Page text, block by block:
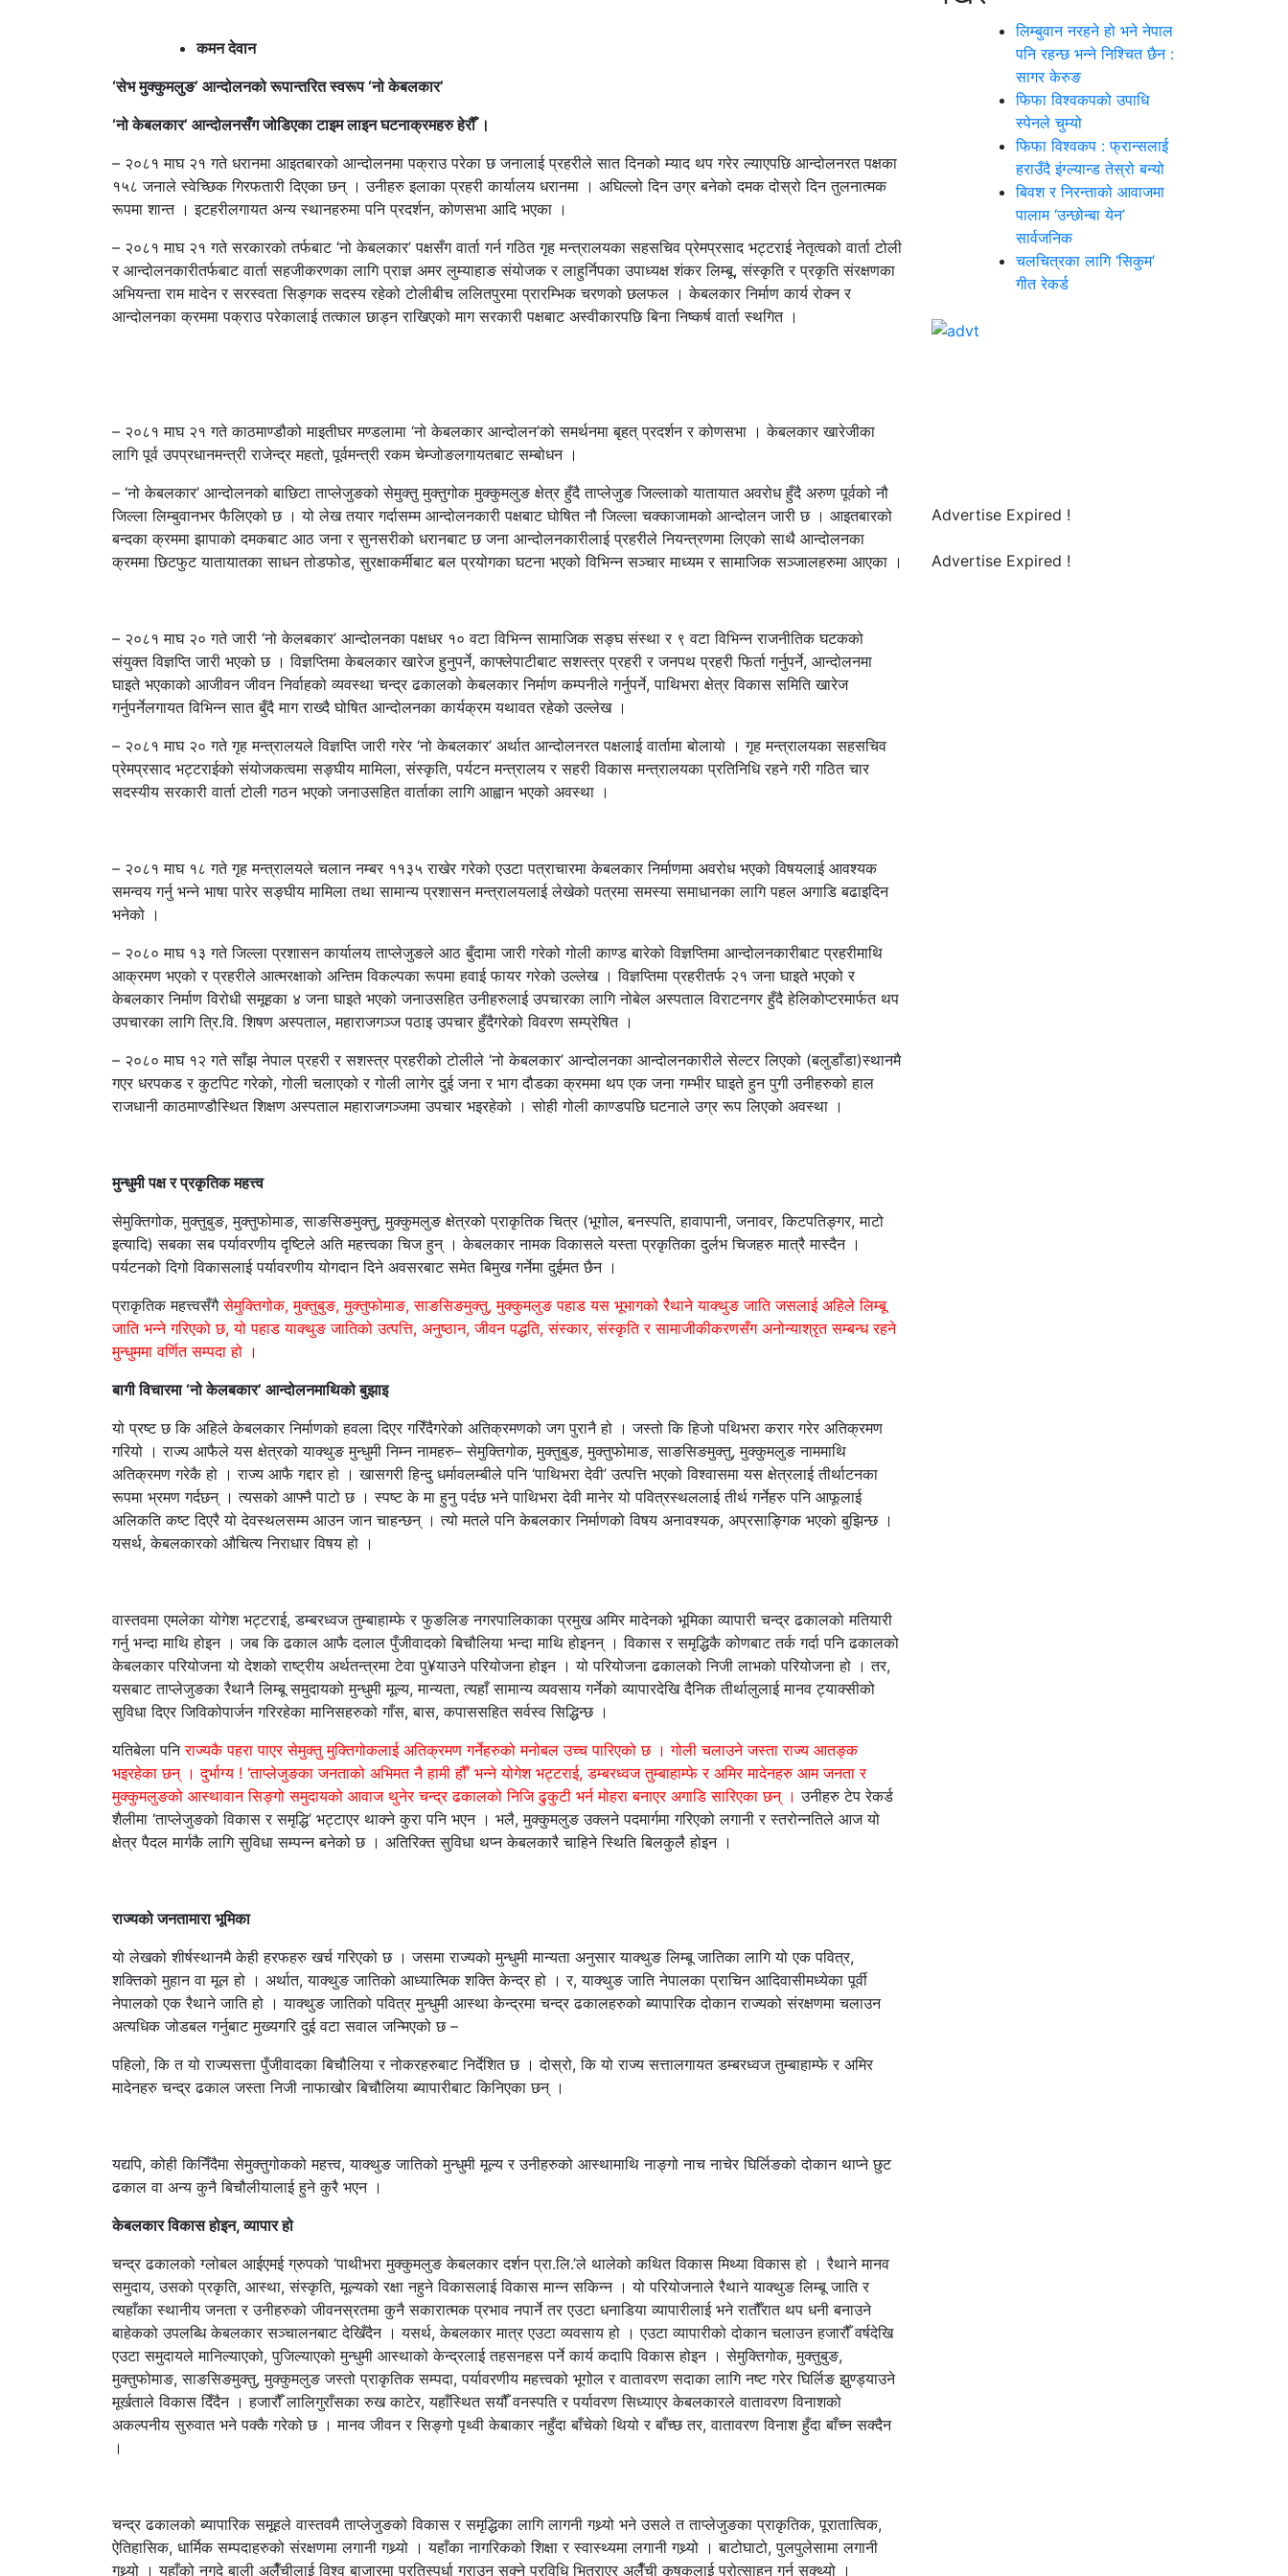
कमन देवान
‘सेभ मुक्कुमलुङ’ आन्दोलनको रूपान्तरित स्वरूप ‘नो केबलकार’
‘नो केबलकार’ आन्दोलनसँग जोडिएका टाइम लाइन घटनाक्रमहरु हेरौँ ।
– २०८१ माघ २१ गते धरानमा आइतबारको आन्दोलनमा पक्राउ परेका छ जनालाई प्रहरीले सात दिनको म्याद थप गरेर ल्याएपछि आन्दोलनरत पक्षका
१५८ जनाले स्वेच्छिक गिरफतारी दिएका छन् । उनीहरु इलाका प्रहरी कार्यालय धरानमा । अघिल्लो दिन उग्र बनेको दमक दोस्रो दिन तुलनात्मक
रूपमा शान्त । इटहरीलगायत अन्य स्थानहरुमा पनि प्रदर्शन, कोणसभा आदि भएका ।
– २०८१ माघ २१ गते सरकारको तर्फबाट ‘नो केबलकार’ पक्षसँग वार्ता गर्न गठित गृह मन्त्रालयका सहसचिव प्रेमप्रसाद भट्टराई नेतृत्वको वार्ता टोली
र आन्दोलनकारीतर्फबाट वार्ता सहजीकरणका लागि प्राज्ञ अमर लुम्याहाङ संयोजक र लाहुर्निपका उपाध्यक्ष शंकर लिम्बू, संस्कृति र प्रकृति संरक्षणका
अभियन्ता राम मादेन र सरस्वता सिङ्गक सदस्य रहेको टोलीबीच ललितपुरमा प्रारम्भिक चरणको छलफल । केबलकार निर्माण कार्य रोक्न र
आन्दोलनका क्रममा पक्राउ परेकालाई तत्काल छाड्न राखिएको माग सरकारी पक्षबाट अस्वीकारपछि बिना निष्कर्ष वार्ता स्थगित ।
– २०८१ माघ २१ गते काठमाण्डौको माइतीघर मण्डलामा ‘नो केबलकार आन्दोलन’को समर्थनमा बृहत् प्रदर्शन र कोणसभा । केबलकार खारेजीका
लागि पूर्व उपप्रधानमन्त्री राजेन्द्र महतो, पूर्वमन्त्री रकम चेम्जोङलगायतबाट सम्बोधन ।
– ‘नो केबलकार’ आन्दोलनको बाछिटा ताप्लेजुङको सेमुक्तु मुक्तुगोक मुक्कुमलुङ क्षेत्र हुँदै ताप्लेजुङ जिल्लाको यातायात अवरोध हुँदै अरुण पूर्वको नौ
जिल्ला लिम्बुवानभर फैलिएको छ । यो लेख तयार गर्दासम्म आन्दोलनकारी पक्षबाट घोषित नौ जिल्ला चक्काजामको आन्दोलन जारी छ । आइतबारको
बन्दका क्रममा झापाको दमकबाट आठ जना र सुनसरीको धरानबाट छ जना आन्दोलनकारीलाई प्रहरीले नियन्त्रणमा लिएको साथै आन्दोलनका
क्रममा छिटफुट यातायातका साधन तोडफोड, सुरक्षाकर्मीबाट बल प्रयोगका घटना भएको विभिन्न सञ्चार माध्यम र सामाजिक सञ्जालहरुमा आएका ।
– २०८१ माघ २० गते जारी ‘नो केलबकार’ आन्दोलनका पक्षधर १० वटा विभिन्न सामाजिक सङ्घ संस्था र ९ वटा विभिन्न राजनीतिक घटकको
संयुक्त विज्ञप्ति जारी भएको छ । विज्ञप्तिमा केबलकार खारेज हुनुपर्ने, काफ्लेपाटीबाट सशस्त्र प्रहरी र जनपथ प्रहरी फिर्ता गर्नुपर्ने, आन्दोलनमा
घाइते भएकाको आजीवन जीवन निर्वाहको व्यवस्था चन्द्र ढकालको केबलकार निर्माण कम्पनीले गर्नुपर्ने, पाथिभरा क्षेत्र विकास समिति खारेज
गर्नुपर्नेलगायत विभिन्न सात बुँदै माग राख्दै घोषित आन्दोलनका कार्यक्रम यथावत रहेको उल्लेख ।
– २०८१ माघ २० गते गृह मन्त्रालयले विज्ञप्ति जारी गरेर ‘नो केबलकार’ अर्थात आन्दोलनरत पक्षलाई वार्तामा बोलायो । गृह मन्त्रालयका सहसचिव
प्रेमप्रसाद भट्टराईको संयोजकत्वमा सङ्घीय मामिला, संस्कृति, पर्यटन मन्त्रालय र सहरी विकास मन्त्रालयका प्रतिनिधि रहने गरी गठित चार
सदस्यीय सरकारी वार्ता टोली गठन भएको जनाउसहित वार्ताका लागि आह्वान भएको अवस्था ।
– २०८१ माघ १८ गते गृह मन्त्रालयले चलान नम्बर ११३५ राखेर गरेको एउटा पत्राचारमा केबलकार निर्माणमा अवरोध भएको विषयलाई आवश्यक
समन्वय गर्नु भन्ने भाषा पारेर सङ्घीय मामिला तथा सामान्य प्रशासन मन्त्रालयलाई लेखेको पत्रमा समस्या समाधानका लागि पहल अगाडि बढाइदिन
भनेको ।
– २०८० माघ १३ गते जिल्ला प्रशासन कार्यालय ताप्लेजुङले आठ बुँदामा जारी गरेको गोली काण्ड बारेको विज्ञप्तिमा आन्दोलनकारीबाट प्रहरीमाथि
आक्रमण भएको र प्रहरीले आत्मरक्षाको अन्तिम विकल्पका रूपमा हवाई फायर गरेको उल्लेख । विज्ञप्तिमा प्रहरीतर्फ २१ जना घाइते भएको र
केबलकार निर्माण विरोधी समूहका ४ जना घाइते भएको जनाउसहित उनीहरुलाई उपचारका लागि नोबेल अस्पताल विराटनगर हुँदै हेलिकोप्टरमार्फत थप
उपचारका लागि त्रि.वि. शिषण अस्पताल, महाराजगञ्ज पठाइ उपचार हुँदैगरेको विवरण सम्प्रेषित ।
– २०८० माघ १२ गते साँझ नेपाल प्रहरी र सशस्त्र प्रहरीको टोलीले ‘नो केबलकार’ आन्दोलनका आन्दोलनकारीले सेल्टर लिएको (बलुडाँडा)स्थानमै
गएर धरपकड र कुटपिट गरेको, गोली चलाएको र गोली लागेर दुई जना र भाग दौडका क्रममा थप एक जना गम्भीर घाइते हुन पुगी उनीहरुको हाल
राजधानी काठमाण्डौस्थित शिक्षण अस्पताल महाराजगञ्जमा उपचार भइरहेको । सोही गोली काण्डपछि घटनाले उग्र रूप लिएको अवस्था ।
मुन्धुमी पक्ष र प्रकृतिक महत्त्व
सेमुक्तिगोक, मुक्तुबुङ, मुक्तुफोमाङ, साङसिङमुक्तु, मुक्कुमलुङ क्षेत्रको प्राकृतिक चित्र (भूगोल, बनस्पति, हावापानी, जनावर, किटपतिङ्गर, माटो
इत्यादि) सबका सब पर्यावरणीय दृष्टिले अति महत्त्वका चिज हुन् । केबलकार नामक विकासले यस्ता प्रकृतिका दुर्लभ चिजहरु मात्रै मास्दैन ।
पर्यटनको दिगो विकासलाई पर्यावरणीय योगदान दिने अवसरबाट समेत बिमुख गर्नेमा दुईमत छैन ।
प्राकृतिक महत्त्वसँगैसेमुक्तिगोक, मुक्तुबुङ, मुक्तुफोमाङ, साङसिङमुक्तु, मुक्कुमलुङ पहाड यस भूभागको रैथाने याक्थुङ जाति जसलाई अहिले लिम्बू
जाति भन्ने गरिएको छ, यो पहाड याक्थुङ जातिको उत्पत्ति, अनुष्ठान, जीवन पद्धति, संस्कार, संस्कृति र सामाजीकीकरणसँग अनोन्याश्रृत सम्बन्ध रहने
मुन्धुममा वर्णित सम्पदा हो ।
बागी विचारमा ‘नो केलबकार’ आन्दोलनमाथिको बुझाइ
यो प्रष्ट छ कि अहिले केबलकार निर्माणको हवला दिएर गरिँदैगरेको अतिक्रमणको जग पुरानै हो । जस्तो कि हिजो पथिभरा करार गरेर अतिक्रमण
गरियो । राज्य आफैले यस क्षेत्रको याक्थुङ मुन्धुमी निम्न नामहरु– सेमुक्तिगोक, मुक्तुबुङ, मुक्तुफोमाङ, साङसिङमुक्तु, मुक्कुमलुङ नाममाथि
अतिक्रमण गरेकै हो । राज्य आफै गद्दार हो । खासगरी हिन्दु धर्मावलम्बीले पनि ‘पाथिभरा देवी’ उत्पत्ति भएको विश्वासमा यस क्षेत्रलाई तीर्थाटनका
रूपमा भ्रमण गर्दछन् । त्यसको आफ्नै पाटो छ । स्पष्ट के मा हुनु पर्दछ भने पाथिभरा देवी मानेर यो पवित्रस्थललाई तीर्थ गर्नेहरु पनि आफूलाई
अलिकति कष्ट दिएरै यो देवस्थलसम्म आउन जान चाहन्छन् । त्यो मतले पनि केबलकार निर्माणको विषय अनावश्यक, अप्रसाङ्गिक भएको बुझिन्छ ।
यसर्थ, केबलकारको औचित्य निराधार विषय हो ।
वास्तवमा एमलेका योगेश भट्टराई, डम्बरध्वज तुम्बाहाम्फे र फुङलिङ नगरपालिकाका प्रमुख अमिर मादेनको भूमिका व्यापारी चन्द्र ढकालको मतियारी
गर्नु भन्दा माथि होइन । जब कि ढकाल आफै दलाल पुँजीवादको बिचौलिया भन्दा माथि होइनन् । विकास र समृद्धिकै कोणबाट तर्क गर्दा पनि ढकालको
केबलकार परियोजना यो देशको राष्ट्रीय अर्थतन्त्रमा टेवा पु¥याउने परियोजना होइन । यो परियोजना ढकालको निजी लाभको परियोजना हो । तर,
यसबाट ताप्लेजुङका रैथानै लिम्बू समुदायको मुन्धुमी मूल्य, मान्यता, त्यहाँ सामान्य व्यवसाय गर्नेको व्यापारदेखि दैनिक तीर्थालुलाई मानव ट्याक्सीको
सुविधा दिएर जिविकोपार्जन गरिरहेका मानिसहरुको गाँस, बास, कपाससहित सर्वस्व सिद्धिन्छ ।
यतिबेला पनिराज्यकै पहरा पाएर सेमुक्तु मुक्तिगोकलाई अतिक्रमण गर्नेहरुको मनोबल उच्च पारिएको छ । गोली चलाउने जस्ता राज्य आतङ्क
भइरहेका छन् । दुर्भाग्य ! ‘ताप्लेजुङका जनताको अभिमत नै हामी हौँ’ भन्ने योगेश भट्टराई, डम्बरध्वज तुम्बाहाम्फे र अमिर मादेनहरु आम जनता र
मुक्कुमलुङको आस्थावान सिङ्गो समुदायको आवाज थुनेर चन्द्र ढकालको निजि ढुकुटी भर्न मोहरा बनाएर अगाडि सारिएका छन् । उनीहरु टेप रेकर्ड
शैलीमा ‘ताप्लेजुङको विकास र समृद्धि’ भट्टाएर थाक्ने कुरा पनि भएन । भलै, मुक्कुमलुङ उक्लने पदमार्गमा गरिएको लगानी र स्तरोन्नतिले आज यो
क्षेत्र पैदल मार्गकै लागि सुविधा सम्पन्न बनेको छ । अतिरिक्त सुविधा थप्न केबलकारै चाहिने स्थिति बिलकुलै होइन ।
राज्यको जनतामारा भूमिका
यो लेखको शीर्षस्थानमै केही हरफहरु खर्च गरिएको छ । जसमा राज्यको मुन्धुमी मान्यता अनुसार याक्थुङ लिम्बू जातिका लागि यो एक पवित्र,
शक्तिको मुहान वा मूल हो । अर्थात, याक्थुङ जातिको आध्यात्मिक शक्ति केन्द्र हो । र, याक्थुङ जाति नेपालका प्राचिन आदिवासीमध्येका पूर्वी
नेपालको एक रैथाने जाति हो । याक्थुङ जातिको पवित्र मुन्धुमी आस्था केन्द्रमा चन्द्र ढकालहरुको ब्यापारिक दोकान राज्यको संरक्षणमा चलाउन
अत्यधिक जोडबल गर्नुबाट मुख्यगरि दुई वटा सवाल जन्मिएको छ –
पहिलो, कि त यो राज्यसत्ता पुँजीवादका बिचौलिया र नोकरहरुबाट निर्देशित छ । दोस्रो, कि यो राज्य सत्तालगायत डम्बरध्वज तुम्बाहाम्फे र अमिर
मादेनहरु चन्द्र ढकाल जस्ता निजी नाफाखोर बिचौलिया ब्यापारीबाट किनिएका छन् ।
यद्यपि, कोही किनिँदैमा सेमुक्तुगोकको महत्त्व, याक्थुङ जातिको मुन्धुमी मूल्य र उनीहरुको आस्थामाथि नाङ्गो नाच नाचेर घिर्लिङको दोकान थाप्ने छुट
ढकाल वा अन्य कुनै बिचौलीयालाई हुने कुरै भएन ।
केबलकार विकास होइन, व्यापार हो
चन्द्र ढकालको ग्लोबल आईएमई ग्रुपको ‘पाथीभरा मुक्कुमलुङ केबलकार दर्शन प्रा.लि.’ले थालेको कथित विकास मिथ्या विकास हो । रैथाने मानव
समुदाय, उसको प्रकृति, आस्था, संस्कृति, मूल्यको रक्षा नहुने विकासलाई विकास मान्न सकिन्न । यो परियोजनाले रैथाने याक्थुङ लिम्बू जाति र
त्यहाँका स्थानीय जनता र उनीहरुको जीवनस्रतमा कुनै सकारात्मक प्रभाव नपार्ने तर एउटा धनाडिया व्यापारीलाई भने रातौँरात थप धनी बनाउने
बाहेकको उपलब्धि केबलकार सञ्चालनबाट देखिँदैन । यसर्थ, केबलकार मात्र एउटा व्यवसाय हो । एउटा व्यापारीको दोकान चलाउन हजारौँ वर्षदेखि
एउटा समुदायले मानिल्याएको, पुजिल्याएको मुन्धुमी आस्थाको केन्द्रलाई तहसनहस पर्ने कार्य कदापि विकास होइन । सेमुक्तिगोक, मुक्तुबुङ,
मुक्तुफोमाङ, साङसिङमुक्तु, मुक्कुमलुङ जस्तो प्राकृतिक सम्पदा, पर्यावरणीय महत्त्वको भूगोल र वातावरण सदाका लागि नष्ट गरेर घिर्लिङ झुण्ड्याउने
मूर्खताले विकास दिँदैन । हजारौँ लालिगुराँसका रुख काटेर, यहाँस्थित सयौँ वनस्पति र पर्यावरण सिध्याएर केबलकारले वातावरण विनाशको
अकल्पनीय सुरुवात भने पक्कै गरेको छ । मानव जीवन र सिङ्गो पृथ्वी केबाकार नहुँदा बाँचेको थियो र बाँच्छ तर, वातावरण विनाश हुँदा बाँच्न सक्दैन
।
चन्द्र ढकालको ब्यापारिक समूहले वास्तवमै ताप्लेजुङको विकास र समृद्धिका लागि लागनी गथ्र्यो भने उसले त ताप्लेजुङका प्राकृतिक, पूरातात्विक,
ऐतिहासिक, धार्मिक सम्पदाहरुको संरक्षणमा लगानी गथ्र्यो । यहाँका नागरिकको शिक्षा र स्वास्थ्यमा लगानी गथ्र्यो । बाटोघाटो, पुलपुलेसामा लगानी
गथ्र्यो । यहाँको नगदे बाली अलैँचीलाई विश्व बाजारमा प्रतिस्पर्धा गराउन सक्ने प्रविधि भित्राएर अलैँची कृषकलाई प्रोत्साहन गर्न सक्थ्यो ।
लिम्बुवान नरहने हो भने नेपाल
पनि रहन्छ भन्ने निश्चित छैन :
सागर केरुङ
फिफा विश्वकपको उपाधि
स्पेनले चुम्यो
फिफा विश्वकप : फ्रान्सलाई
हराउँदै इंग्ल्यान्ड तेस्रो बन्यो
बिवश र निरन्ताको आवाजमा
पालाम ‘उन्छोन्बा येन’
सार्वजनिक
चलचित्रका लागि ‘सिकुम’
गीत रेकर्ड
Advertise Expired !
Advertise Expired !